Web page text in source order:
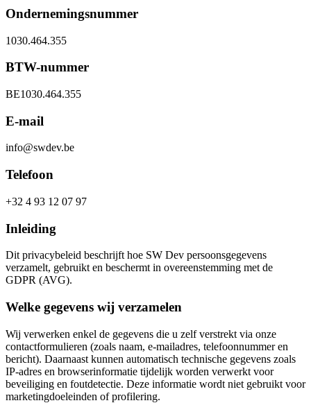
Ondernemingsnummer
1030.464.355
BTW-nummer
BE1030.464.355
E-mail
info@swdev.be
Telefoon
+32 4 93 12 07 97
Inleiding
Dit privacybeleid beschrijft hoe SW Dev persoonsgegevens
verzamelt, gebruikt en beschermt in overeenstemming met de
GDPR (AVG).
Welke gegevens wij verzamelen
Wij verwerken enkel de gegevens die u zelf verstrekt via onze
contactformulieren (zoals naam, e-mailadres, telefoonnummer en
bericht). Daarnaast kunnen automatisch technische gegevens zoals
IP-adres en browserinformatie tijdelijk worden verwerkt voor
beveiliging en foutdetectie. Deze informatie wordt niet gebruikt voor
marketingdoeleinden of profilering.